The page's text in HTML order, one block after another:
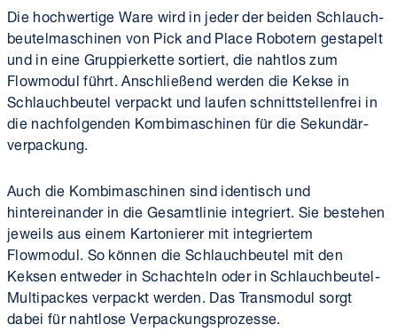
Die hochwertige Ware wird in jeder der beiden Schlauch­
beutel­maschinen von Pick and Place Robotern gestapelt
und in eine Gruppier­kette sortiert, die nahtlos zum
Flowmodul führt. Anschließend werden die Kekse in
Schlauch­beutel verpackt und laufen schnitt­stellen­frei in
die nachfolgenden Kombimaschinen für die Sekundär­
verpackung.
Auch die Kombi­maschinen sind identisch und
hintereinander in die Gesamtlinie integriert. Sie bestehen
jeweils aus einem Kartonierer mit integriertem
Flowmodul. So können die Schlauch­beutel mit den
Keksen entweder in Schachteln oder in Schlauchbeutel-
Multipackes verpackt werden. Das Transmodul sorgt
dabei für nahtlose Verpackungs­prozesse.